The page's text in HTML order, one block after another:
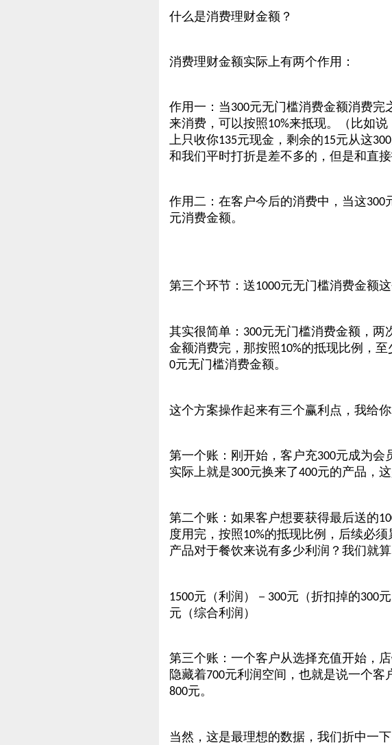
什么是消费理财金额？
消费理财金额实际上有两个作用：
作用一：当300元无门槛消费金额消费完
来消费，可以按照10%来抵现。（比如说
上只收你135元现金，剩余的15元从这300
和我们平时打折是差不多的，但是和直
作用二：在客户今后的消费中，当这300
元消费金额。
第三个环节：送1000元无门槛消费金额
其实很简单： 300元无门槛消费金额，两
金额消费完，那按照10%的抵现比例，
0元无门槛消费金额。
这个方案操作起来有三个赢利点，我给
第一个账：刚开始，客户充300元成为会
实际上就是300元换来了400元的产品，
第二个账：如果客户想要获得最后送的
度用完，按照10%的抵现比例，后续必须
产品对于餐饮来说有多少利润？我们就算
1500元（利润）－ 300元（折扣掉的300
元（综合利润）
第三个账：一个客户从选择充值开始，
隐藏着700元利润空间，也就是说一个客
800元。
当然，这是最理想的数据，我们折中一